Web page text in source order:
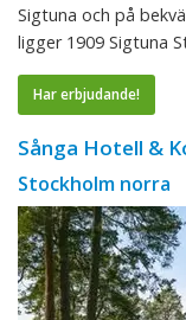
Sigtuna och på
ligger 1909 Sigtuna
Har erbjudande!
Sånga Hotell &
Stockholm norra